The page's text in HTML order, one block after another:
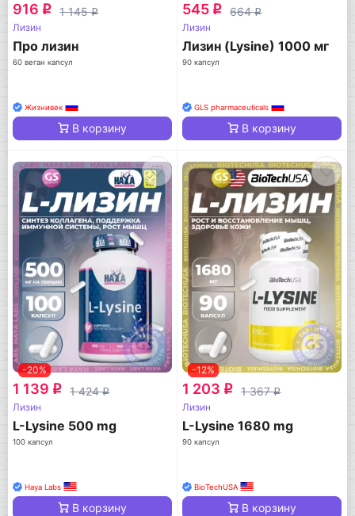
916 q 1 145q
Лизин
Про лизин
60 веган капсул
Жизнивек
В корзину
545 q 664q
Лизин
Лизин (Lysine) 1000 мг
90 капсул
GLS pharmaceuticals
В корзину
-20%
1 139 q 1 424q
Лизин
L-Lysine 500 mg
100 капсул
Haya Labs
В корзину
-12%
1 203 q 1 367q
Лизин
L-Lysine 1680 mg
90 капсул
BioTechUSA
В корзину